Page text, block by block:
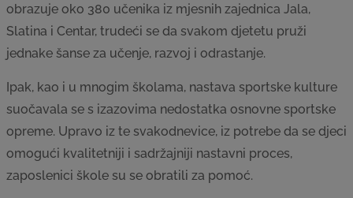
obrazuje oko 380 učenika iz mjesnih zajednica Jala,
Slatina i Centar, trudeći se da svakom djetetu pruži
jednake šanse za učenje, razvoj i odrastanje.
Ipak, kao i u mnogim školama, nastava sportske kulture
suočavala se s izazovima nedostatka osnovne sportske
opreme. Upravo iz te svakodnevice, iz potrebe da se djeci
omogući kvalitetniji i sadržajniji nastavni proces,
zaposlenici škole su se obratili za pomoć.